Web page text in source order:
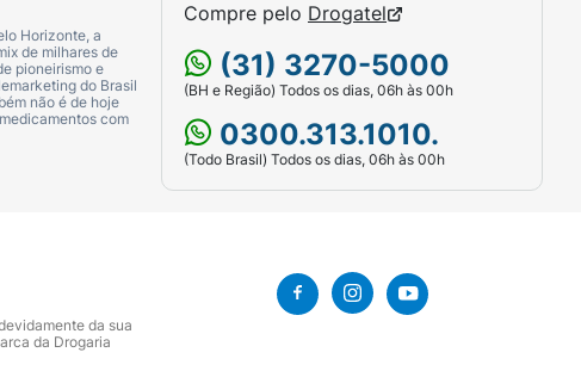
Horizonte, a
de milhares de
pioneirismo e
do Brasil
não é de hoje
com
Compre pelo Drogatel
(31) 3270-5000
(BH e Região) Todos os dias, 06h às 00h
0300.313.1010.
(Todo Brasil) Todos os dias, 06h às 00h
da sua
da Drogaria